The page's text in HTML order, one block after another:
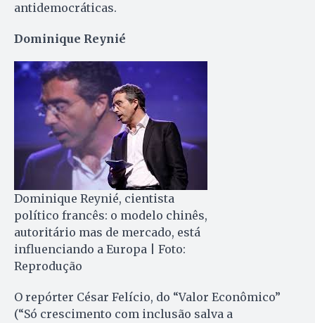
antidemocráticas.
Dominique Reynié
Dominique Reynié, cientista
político francês: o modelo chinês,
autoritário mas de mercado, está
influenciando a Europa | Foto:
Reprodução
O repórter César Felício, do “Valor Econômico”
(“Só crescimento com inclusão salva a